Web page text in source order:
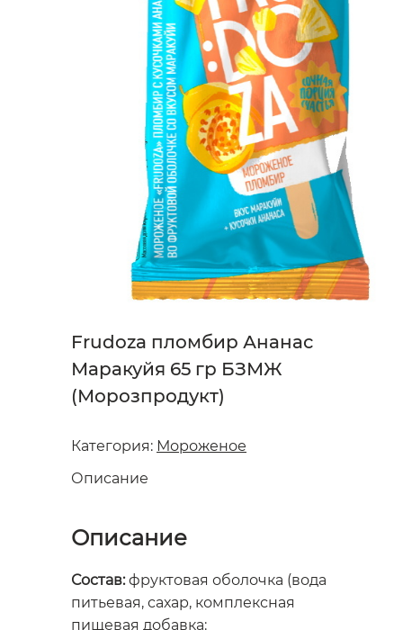
Frudoza пломбир Ананас
Маракуйя 65 гр БЗМЖ
(Морозпродукт)
Категория: Мороженое
Описание
Описание
Состав:фруктовая оболочка (вода
питьевая, сахар, комплексная
пищевая добавка: